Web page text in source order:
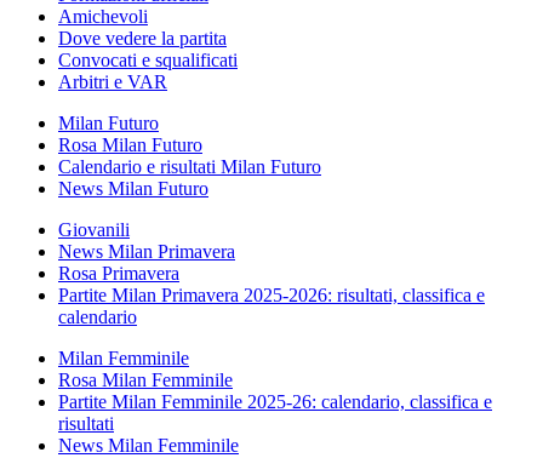
Amichevoli
Dove vedere la partita
Convocati e squalificati
Arbitri e VAR
Milan Futuro
Rosa Milan Futuro
Calendario e risultati Milan Futuro
News Milan Futuro
Giovanili
News Milan Primavera
Rosa Primavera
Partite Milan Primavera 2025-2026: risultati, classifica e
calendario
Milan Femminile
Rosa Milan Femminile
Partite Milan Femminile 2025-26: calendario, classifica e
risultati
News Milan Femminile